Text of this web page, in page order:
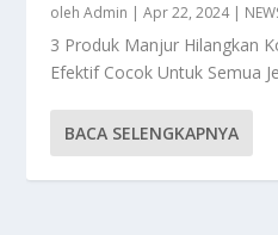
olehAdmin |Apr 22, 2024|
3 Produk Manjur Hilangkan
Efektif Cocok Untuk Semua
BACA SELENGKAPNYA